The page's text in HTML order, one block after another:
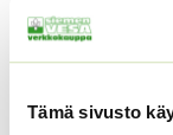
Tämä sivusto
Kuvaus
tulppaani.